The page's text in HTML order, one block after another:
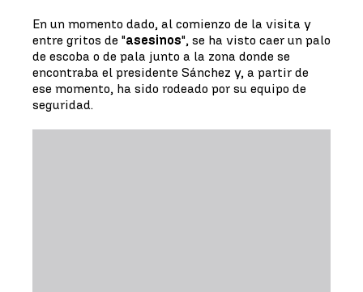
En un momento dado, al comienzo de la visita y
entre gritos de "asesinos", se ha visto caer un palo
de escoba o de pala junto a la zona donde se
encontraba el presidente Sánchez y, a partir de
ese momento, ha sido rodeado por su equipo de
seguridad.